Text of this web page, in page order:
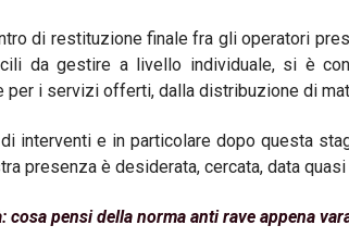
di restituzione finale fra gli operatori
da gestire a livello individuale, si è
per i servizi offerti, dalla distribuzione di
interventi e in particolare dopo questa
presenza è desiderata, cercata, data
cosa pensi della norma anti rave appena